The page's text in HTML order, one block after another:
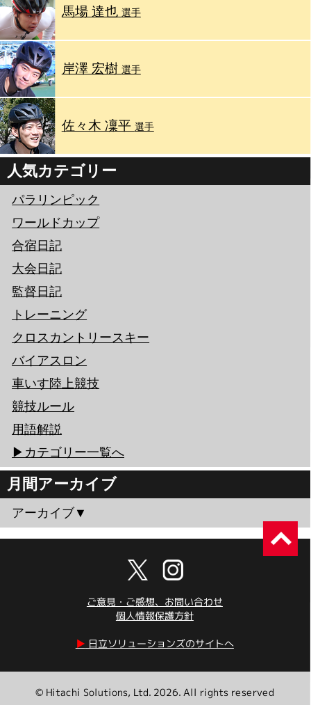
馬場 達也 選手
岸澤 宏樹 選手
佐々木 凜平 選手
人気カテゴリー
パラリンピック
ワールドカップ
合宿日記
大会日記
監督日記
トレーニング
クロスカントリースキー
バイアスロン
車いす陸上競技
競技ルール
用語解説
▶︎カテゴリー一覧へ
月間アーカイブ
アーカイブ▼
ご意見・ご感想、お問い合わせ
個人情報保護方針
▶︎ 日立ソリューションズのサイトへ
© Hitachi Solutions, Ltd. 2026. All rights reserved